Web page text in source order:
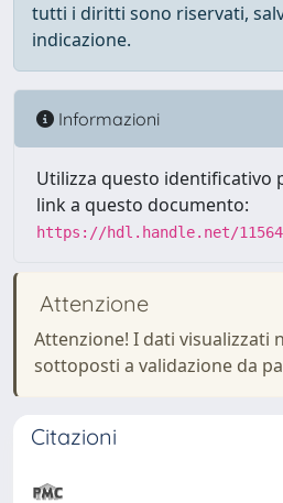
tutti i diritti sono riservati,
indicazione.
Informazioni
Utilizza questo identificativo
link a questo documento:
https://hdl.handle.net/
Attenzione
Attenzione! I dati visualizzati
sottoposti a validazione da
Citazioni